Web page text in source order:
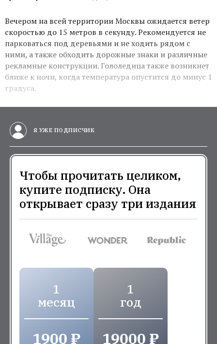
Вечером на всей территории Москвы ожидается ветер
скоростью до 15 метров в секунду. Рекомендуется не
парковаться под деревьями и не ходить рядом с
ними, а также обходить дорожные знаки и различные
рекламные конструкции. Гололедица также возникнет
ближе к ночи, когда температура опустится до минус 1
градуса.
Я УЖЕ ПОДПИСЧИК
Чтобы прочитать целиком,
купите подписку. Она
открывает сразу три издания
1
месяц
1900 ₽
1
год
19000 ₽